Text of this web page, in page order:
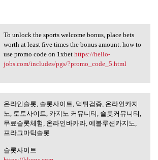
unlock the sports welcome
To unlock the sports welcome bonus, place bets
worth at least five times the bonus amount. how to
use promo code on 1xbet https://hello-
jobs.com/includes/pgs/?promo_code_5.html
라인슬롯, 슬롯사이트, 먹튀검
증, 온라인카지노,
온라인슬롯, 슬롯사이트, 먹튀검증, 온라인카지
노, 토토사이트, 카지노 커뮤니티, 슬롯커뮤니티,
무료슬롯체험, 온라인바카라, 에볼루션카지노,
프라그마틱슬롯
슬롯사이트